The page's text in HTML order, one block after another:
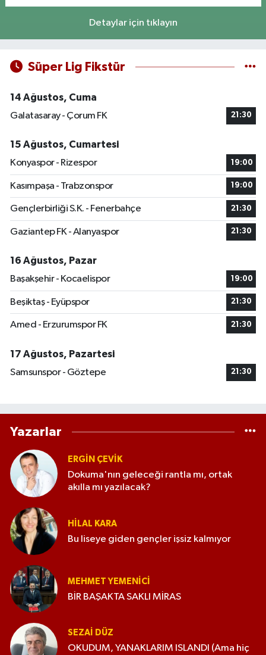
Detaylar için tıklayın
Süper Lig Fikstür
14 Ağustos, Cuma
Galatasaray - Çorum FK
21:30
15 Ağustos, Cumartesi
Konyaspor - Rizespor
19:00
Kasımpaşa - Trabzonspor 19:00
Gençlerbirliği S.K. - Fenerbahçe 21:30
Gaziantep FK - Alanyaspor 21:30
16 Ağustos, Pazar
Başakşehir - Kocaelispor
19:00
Beşiktaş - Eyüpspor 21:30
Amed - Erzurumspor FK 21:30
17 Ağustos, Pazartesi
Samsunspor - Göztepe
21:30
Yazarlar
ERGIN ÇEVİK
Dokuma'nın geleceği rantla mı, ortak
akılla mı yazılacak?
HILAL KARA
Bu liseye giden gençler işsiz kalmıyor
MEHMET YEMENICI
BİR BAŞAKTA SAKLI MİRAS
SEZAI DÜZ
OKUDUM, YANAKLARIM ISLANDI (Ama hiç